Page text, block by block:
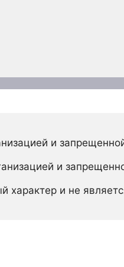
и
и
характер и не